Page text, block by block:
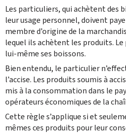
Les particuliers, qui achètent des
leur usage personnel, doivent
membre d’origine de la
lequel ils achètent les ‎produits.
lui-même ses boissons. ‎
Bien entendu, le particulier
l’accise. Les produits soumis à
mis à la consommation dans le
opérateurs ‎économiques de la
‎Cette règle s’applique si et
mêmes ces produits pour leur